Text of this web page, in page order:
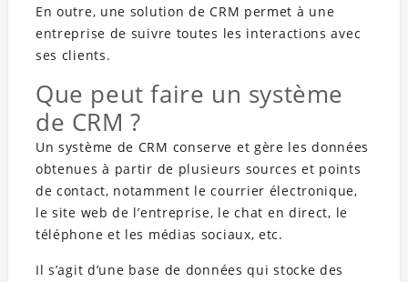
En outre, une solution de CRM permet à une
entreprise de suivre toutes les interactions avec
ses clients.
Que peut faire un système
de CRM ?
Un système de CRM conserve et gère les données
obtenues à partir de plusieurs sources et points
de contact, notamment le courrier électronique,
le site web de l’entreprise, le chat en direct, le
téléphone et les médias sociaux, etc.
Il s’agit d’une base de données qui stocke des